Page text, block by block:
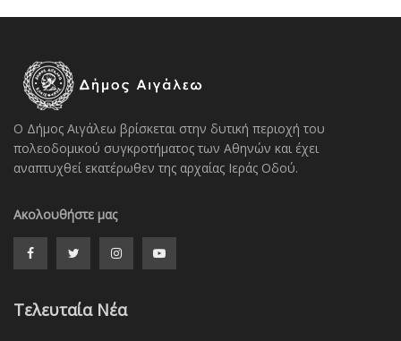
Ο Δήμος Αιγάλεω βρίσκεται στην δυτική περιοχή του
πολεοδομικού συγκροτήματος των Αθηνών και έχει
αναπτυχθεί εκατέρωθεν της αρχαίας Ιεράς Οδού.
Ακολουθήστε μας
Τελευταία Νέα